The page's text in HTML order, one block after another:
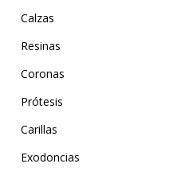
Calzas
Resinas
Coronas
Prótesis
Carillas
Exodoncias